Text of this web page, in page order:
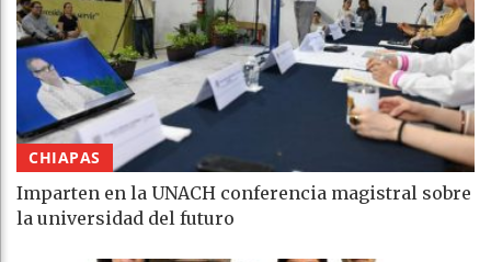
CHIAPAS
Imparten en la UNACH conferencia magistral sobre
la universidad del futuro